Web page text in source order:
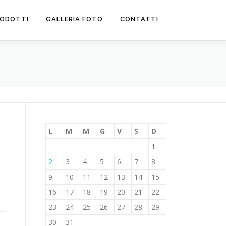
GALLERIA FOTO CONTATTI
L M M G V S
D
1
2
3 4 5 6 7
8
9
10 11 12 13 14
15
16
17 18 19 20 21
22
23
24 25 26 27 28
29
30
31